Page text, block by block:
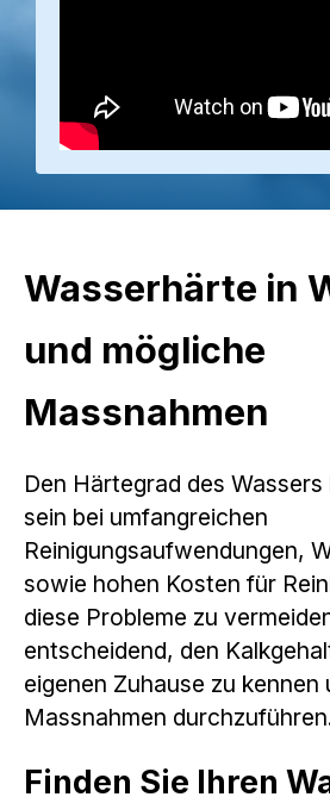
Wasserhärte in
und mögliche
Massnahmen
Den Härtegrad des
sein bei umfangreichen
Reinigungsaufwendungen,
sowie hohen Kosten für
diese Probleme zu
entscheidend, den
eigenen Zuhause zu kennen
Massnahmen
Finden Sie Ihren